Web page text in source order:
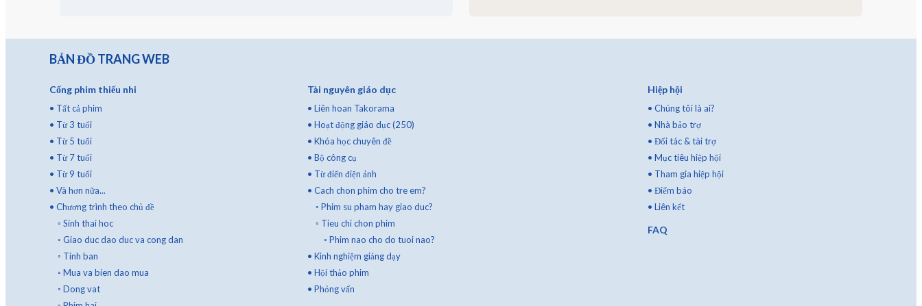
BẢN ĐỒ TRANG WEB
Cổng phim thiếu nhi
• Tất cả phim
• Từ 3 tuổi
• Từ 5 tuổi
• Từ 7 tuổi
• Từ 9 tuổi
• Và hơn nữa...
• Chương trình theo chủ đề
◦ Sinh thai hoc
◦ Giao duc dao duc va cong dan
◦ Tinh ban
◦ Mua va bien dao mua
◦ Dong vat
Tài nguyên giáo dục
• Liên hoan Takorama
• Hoạt động giáo dục (250)
• Khóa học chuyên đề
• Bộ công cụ
• Từ điển điện ảnh
• Cach chon phim cho tre em?
◦ Phim su pham hay giao duc?
◦ Tieu chi chon phim
◦ Phim nao cho do tuoi nao?
• Kinh nghiệm giảng dạy
• Hội thảo phim
• Phỏng vấn
Hiệp hội
• Chúng tôi là ai?
• Nhà bảo trợ
• Đối tác & tài trợ
• Mục tiêu hiệp hội
• Tham gia hiệp hội
• Điểm báo
• Liên kết
FAQ